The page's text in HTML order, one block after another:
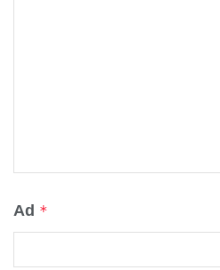
Ad *